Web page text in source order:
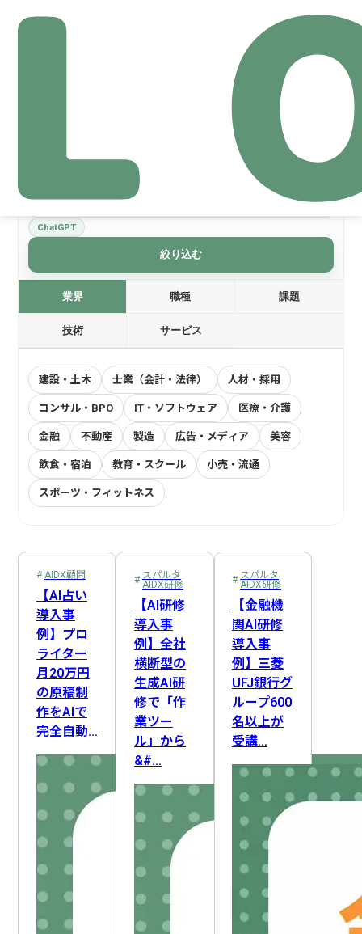
ChatGPT
絞り込む
業界 職種 課題
技術 サービス
建設・土木 士業（会計・法律） 人材・採用
コンサル・BPO IT・ソフトウェア 医療・介護
金融 不動産 製造 広告・メディア 美容
飲食・宿泊 教育・スクール 小売・流通
スポーツ・フィットネス
マーケティング サロンオーナー 人事
DX推進担当 管理職
カスタマーサポート 情報システム 製造・納品管理
物流・配送 歯科衛生士 医療従事者
訪問サービス担当 IT・コンサル
売上管理 事前準備
新人教育 複数店舗管理 資金管理
ヒヤリーハット検知 DX推進体制構築 後追い
請求・支払 ナレッジ管理 全社DX方針策定
広告・制作 決算・報告 属人化解消 ノウハウ継承
SNS運用 問い合わせ対応 業務効率化 方向性選定
ライティング FAQ・ナレッジ作成 要件定義
ロードマップ策定 顧客管理
DX推進 業務改善 アフターフォロー
採用活動 IT資産管理 AIリテラシー向上 社員管理
セキュリティ対応 組織変革 教育・研修
生産計画・スケジューリング 勤怠・労務
設備保全 情報収集 作業記録・報告
データ管理 施設・備品管理
LINE API AI戦略策定
Claude Google Cloud 音声認識AI
NotebookLM 生成AI プロンプトエンジニアリング
Google Apps Script ChatGPT Gemini
Google Workspace Google Workflows
AIDX顧問
【AI占い
導入事
例】プロ
ライター
月20万円
の原稿制
作をAIで
完全自動…
スパルタ
AIDX研修
【AI研修
導入事
例】全社
横断型の
生成AI研
修で「作
業ツー
ル」から
&#…
スパルタ
AIDX研修
【金融機
関AI研修
導入事
例】三菱
UFJ銀行グ
ループ600
名以上が
受講…